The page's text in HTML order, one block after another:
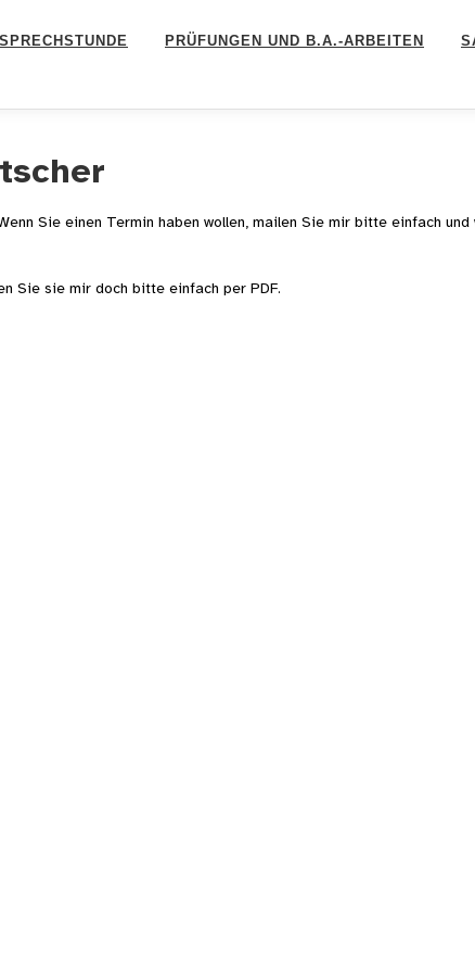
SPRECHSTUNDE PRÜFUNGEN UND B.A.-ARBEITEN
Sie einen Termin haben wollen, mailen Sie mir bitte einfach
Sie sie mir doch bitte einfach per PDF.